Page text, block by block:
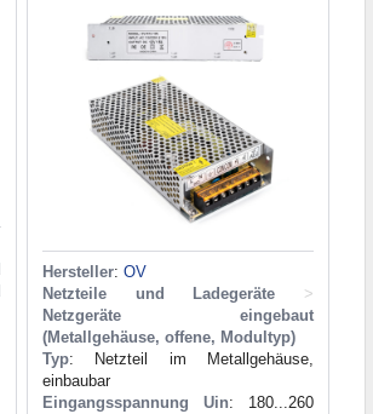
Hersteller: OV
Netzteile und Ladegeräte
>
Netzgeräte eingebaut
(Metallgehäuse, offene, Modultyp)
Typ: Netzteil im Metallgehäuse,
einbaubar
Eingangsspannung Uin: 180...260